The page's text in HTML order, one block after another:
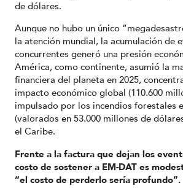
de dólares.
Aunque no hubo un único
la atención mundial, la acumulación de
concurrentes generó una presión
América, como continente, asumió la
financiera del planeta en 2025,
impacto económico global (110.600
impulsado por los incendios forestales
(valorados en 53.000 millones de
el Caribe.
Frente a la factura que dejan los
costo de sostener a EM-DAT es
“el costo de perderlo sería profundo”.